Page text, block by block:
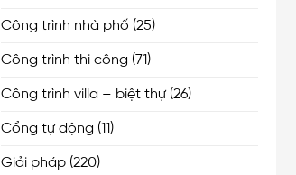
Công trình nhà phố (25)
Công trình thi công (71)
Công trình villa – biệt thự(26)
Cổng tự động (11)
Giải pháp (220)